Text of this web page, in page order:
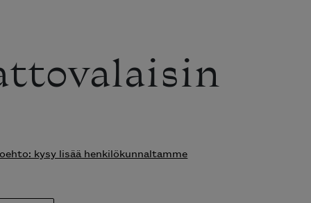
kysy lisää henkilökunnaltamme